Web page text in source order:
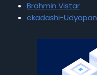
Brahmin Vistar
ekadashi-Udyapan